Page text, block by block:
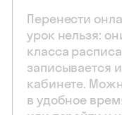
Перенести
урок нельзя:
класса
записывается
кабинете.
в удобное